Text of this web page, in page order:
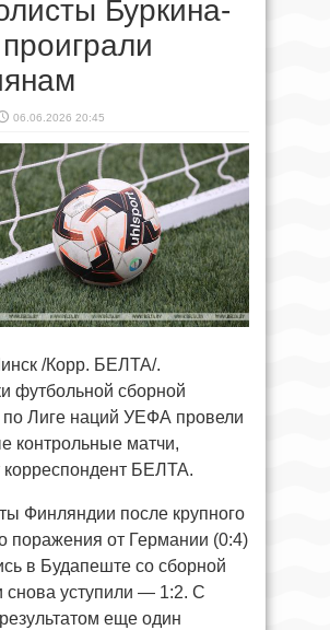
Буркина-
06.06.2026 20:45
/Корр. БЕЛТА/.
футбольной сборной
по Лиге наций УЕФА провели
контрольные матчи,
корреспондент БЕЛТА.
Финляндии после крупного
поражения от Германии (0:4)
в Будапеште со сборной
снова уступили — 1:2. С
еще один